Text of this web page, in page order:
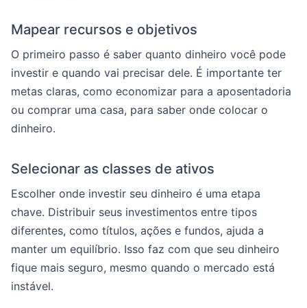
Mapear recursos e objetivos
O primeiro passo é saber quanto dinheiro você pode
investir e quando vai precisar dele. É importante ter
metas claras, como economizar para a aposentadoria
ou comprar uma casa, para saber onde colocar o
dinheiro.
Selecionar as classes de ativos
Escolher onde investir seu dinheiro é uma etapa
chave. Distribuir seus investimentos entre tipos
diferentes, como títulos, ações e fundos, ajuda a
manter um equilíbrio. Isso faz com que seu dinheiro
fique mais seguro, mesmo quando o mercado está
instável.